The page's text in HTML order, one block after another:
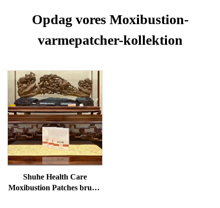
Opdag vores Moxibustion-
varmepatcher-kollektion
Shuhe Health Care
Moxibustion Patches bruges